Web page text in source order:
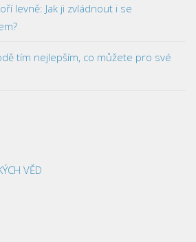
levně: Jak ji zvládnout i se
tím nejlepším, co můžete pro své
VĚD